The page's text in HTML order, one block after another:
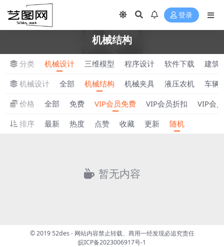
登录
机械结构
分类 机械设计 三维模型 程序设计 软件下载
建筑
机械设计
全部 机械结构 机械夹具 液压农机
车辆
价格
全部 免费 VIP会员免费 VIP会员折扣
VIP会
排序
最新 热度 点赞 收藏 更新 随机
暂无内容
© 2019 52des - 网站内容禁止转载、商用一经发现必追究责任
皖ICP备2023006917号-1